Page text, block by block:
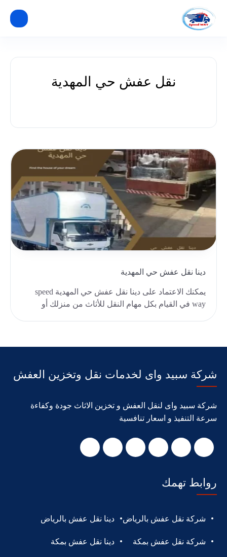
نقل عفش حي المهدية
دينا نقل عفش حي المهدية
يمكنك الاعتماد على دينا نقل عفش حي المهدية speed
way في القيام بكل مهام النقل للأثاث من منزلك أو
شركة سبيد واى لخدمات نقل وتخزين العفش
شركة سبيد واى لنقل العفش و تخزين الاثاث جودة وكفاءة
سرعة التنفيذ و اسعار تنافسية
روابط تهمك
شركة نقل عفش بالرياض دينا نقل عفش بالرياض
شركة نقل عفش بمكة دينا نقل عفش بمكة